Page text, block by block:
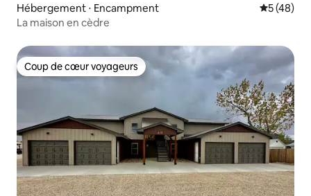
Hébergement ⋅ Encampment
5 (48)
La maison en cèdre
Coup de cœur voyageurs
Coup de cœur voyageurs